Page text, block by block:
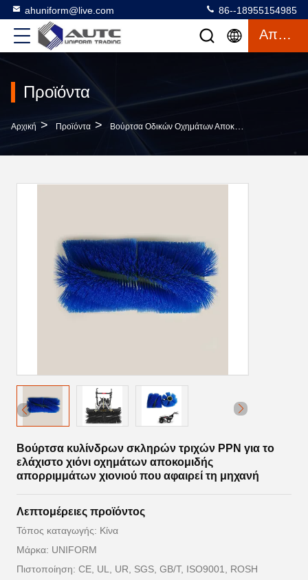
ahuniform@live.com 86--18955154985
Απόσπασμα
Προϊόντα
Αρχική > Προϊόντα > Βούρτσα Οδικών Οχημάτων Αποκομιδής Απορριμμάτων
Βούρτσα κυλίνδρων σκληρών τριχών PPN για το
ελάχιστο χιόνι οχημάτων αποκομιδής
απορριμμάτων χιονιού που αφαιρεί τη μηχανή
Λεπτομέρειες προϊόντος
Τόπος καταγωγής: Κίνα
Μάρκα: UNIFORM
Πιστοποίηση: CE, UL, UR, SGS, GB/T, ISO9001, ROSH